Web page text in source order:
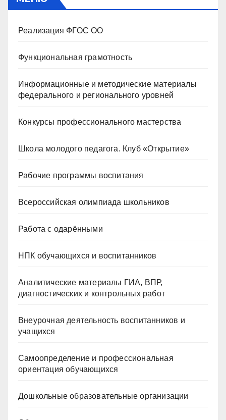
Реализация ФГОС ОО
Функциональная грамотность
Информационные и методические материалы
федерального и регионального уровней
Конкурсы профессионального мастерства
Школа молодого педагога. Клуб «Открытие»
Рабочие программы воспитания
Всероссийская олимпиада школьников
Работа с одарёнными
НПК обучающихся и воспитанников
Аналитические материалы ГИА, ВПР,
диагностических и контрольных работ
Внеурочная деятельность воспитанников и
учащихся
Самоопределение и профессиональная
ориентация обучающихся
Дошкольные образовательные организации